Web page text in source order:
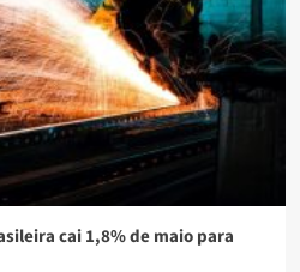
cai 1,8% de maio para